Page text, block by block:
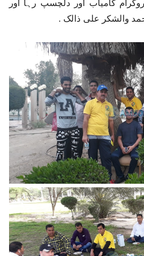
کامیاب اور دلچسپ رہا اور
والشكر علی ذالک .